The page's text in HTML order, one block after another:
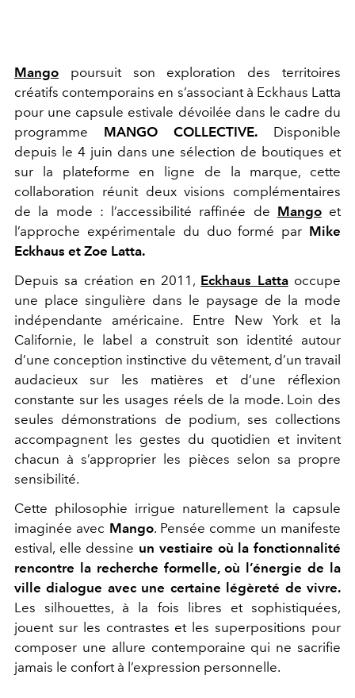
Mango poursuit son exploration des territoires
créatifs contemporains en s’associant à Eckhaus Latta
pour une capsule estivale dévoilée dans le cadre du
programme MANGO COLLECTIVE. Disponible
depuis le 4 juin dans une sélection de boutiques et
sur la plateforme en ligne de la marque, cette
collaboration réunit deux visions complémentaires
de la mode : l’accessibilité raffinée de Mangoet
l’approche expérimentale du duo formé par Mike
Eckhaus et Zoe Latta.
Depuis sa création en 2011, Eckhaus Lattaoccupe
une place singulière dans le paysage de la mode
indépendante américaine. Entre New York et la
Californie, le label a construit son identité autour
d’une conception instinctive du vêtement, d’un travail
audacieux sur les matières et d’une réflexion
constante sur les usages réels de la mode. Loin des
seules démonstrations de podium, ses collections
accompagnent les gestes du quotidien et invitent
chacun à s’approprier les pièces selon sa propre
sensibilité.
Cette philosophie irrigue naturellement la capsule
imaginée avec Mango. Pensée comme un manifeste
estival, elle dessine un vestiaire où la fonctionnalité
rencontre la recherche formelle, où l’énergie de la
ville dialogue avec une certaine légèreté de vivre.
Les silhouettes, à la fois libres et sophistiquées,
jouent sur les contrastes et les superpositions pour
composer une allure contemporaine qui ne sacrifie
jamais le confort à l’expression personnelle.